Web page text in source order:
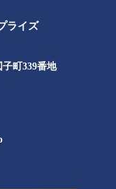
ライズ
町339番地​​